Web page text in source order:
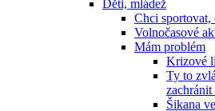
Děti, mládež
Chci sportovat,
Volnočasové
Mám problém
Krizové
Ty to
Šikana